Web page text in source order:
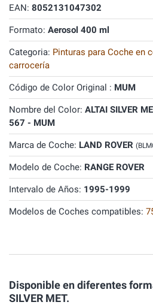
EAN: 8052131047302
Formato: Aerosol 400 ml
Categoria: Pinturas para Coche en
carrocería
Código de Color Original : MUM
Nombre del Color: ALTAI SILVER
567 - MUM
Marca de Coche: LAND ROVER
Modelo de Coche: RANGE ROVER
Intervalo de Años: 1995-1999
Modelos de Coches compatibles:
Disponible en diferentes
SILVER MET.